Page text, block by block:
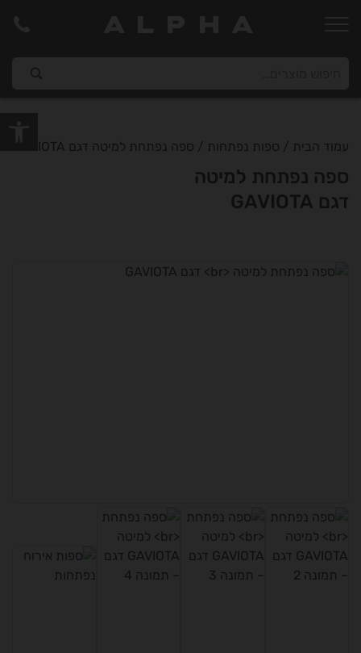
עמוד הבית / ספות נפתחות / ספה נפתחת למיטה דגם GAVIOTA
ספה נפתחת למיטה
דגם GAVIOTA